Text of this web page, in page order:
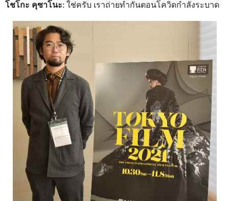
โชโกะ คุซาโนะ: ใช่ครับ เราถ่ายทำกันตอนโควิดกำลังระบาด